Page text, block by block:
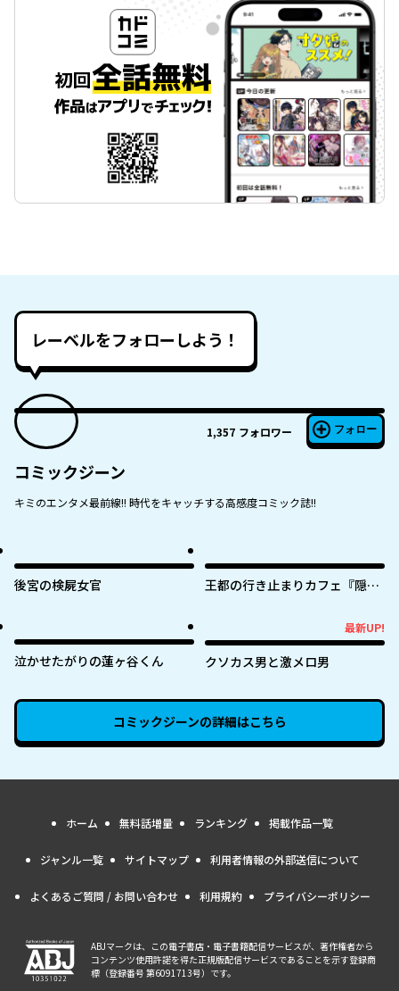
レーベルをフォローしよう！
1,357 フォロワー フォロー
コミックジーン
キミのエンタメ最前線!! 時代をキャッチする高感度コミック誌!!
後宮の検屍女官
王都の行き止まりカフェ『隠れ
た私の店に筆頭文官様がくつろ
ぎに来ます～
泣かせたがりの蓮ヶ谷くん
最新UP!
クソカス男と激メロ男
コミックジーンの詳細はこちら
ホーム 無料話増量 ランキング 掲載作品一覧
ジャンル一覧 サイトマップ 利用者情報の外部送信について
よくあるご質問 / お問い合わせ 利用規約 プライバシーポリシー
ABJマークは、この電子書店・電子書籍配信サービスが、著作権者から
コンテンツ使用許諾を得た正規版配信サービスであることを示す登録商
標（登録番号 第6091713号）です。